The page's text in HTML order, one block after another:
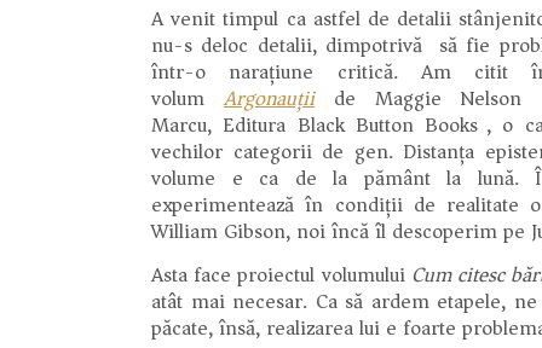
A venit timpul ca astfel de detalii
nu-s deloc detalii, dimpotrivă) să fie
într-o narațiune critică. Am citit
volumArgonauțiide Maggie Nelson
Marcu, Editura Black Button Books), o
vechilor categorii de gen. Distanța
volume e ca de la pământ la lună.
experimentează în condiții de realitate
William Gibson, noi încă îl descoperim pe
Asta face proiectul volumului Cum citesc
atât mai necesar. Ca să ardem etapele,
păcate, însă, realizarea lui e foarte